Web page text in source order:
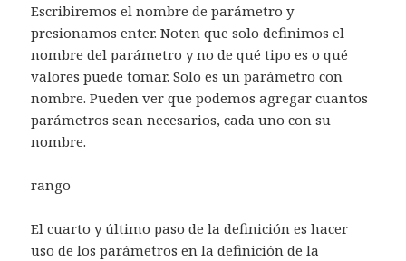
Escribiremos el nombre de parámetro y
presionamos enter. Noten que solo definimos el
nombre del parámetro y no de qué tipo es o qué
valores puede tomar. Solo es un parámetro con
nombre. Pueden ver que podemos agregar cuantos
parámetros sean necesarios, cada uno con su
nombre.
rango
El cuarto y último paso de la definición es hacer
uso de los parámetros en la definición de la